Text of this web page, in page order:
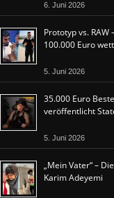
6. Juni 2026
Prototyp vs.
100.000 Euro
5. Juni 2026
35.000 Euro
veröffentlicht
5. Juni 2026
„Mein Vater“ –
Karim Adeyemi